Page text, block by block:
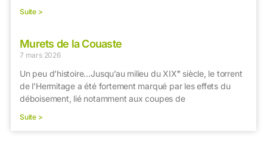
Suite >
Murets de la Couaste
7 mars 2026
Un peu d’histoire…Jusqu’au milieu du XIXᵉ siècle, le torrent
de l’Hermitage a été fortement marqué par les effets du
déboisement, lié notamment aux coupes de
Suite >